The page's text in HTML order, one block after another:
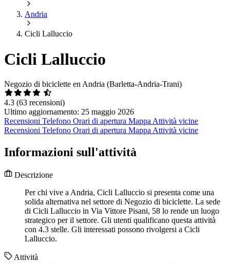
Andria
Cicli Lalluccio
Cicli Lalluccio
Negozio di biciclette en Andria (Barletta-Andria-Trani)
4.3 (63 recensioni)
Ultimo aggiornamento: 25 maggio 2026
Recensioni Telefono Orari di apertura Mappa Attività vicine
Recensioni Telefono Orari di apertura Mappa Attività vicine
Informazioni sull'attività
Descrizione
Per chi vive a Andria, Cicli Lalluccio si presenta come una
solida alternativa nel settore di Negozio di biciclette. La sede
di Cicli Lalluccio in Via Vittore Pisani, 58 lo rende un luogo
strategico per il settore. Gli utenti qualificano questa attività
con 4.3 stelle. Gli interessati possono rivolgersi a Cicli
Lalluccio.
Attività